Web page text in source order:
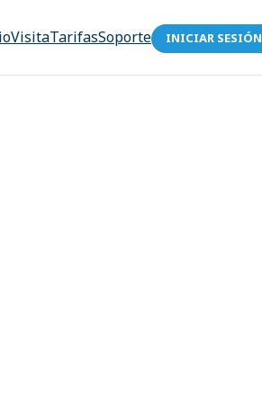
VisitaTarifasSoporte INICIAR SESIÓN